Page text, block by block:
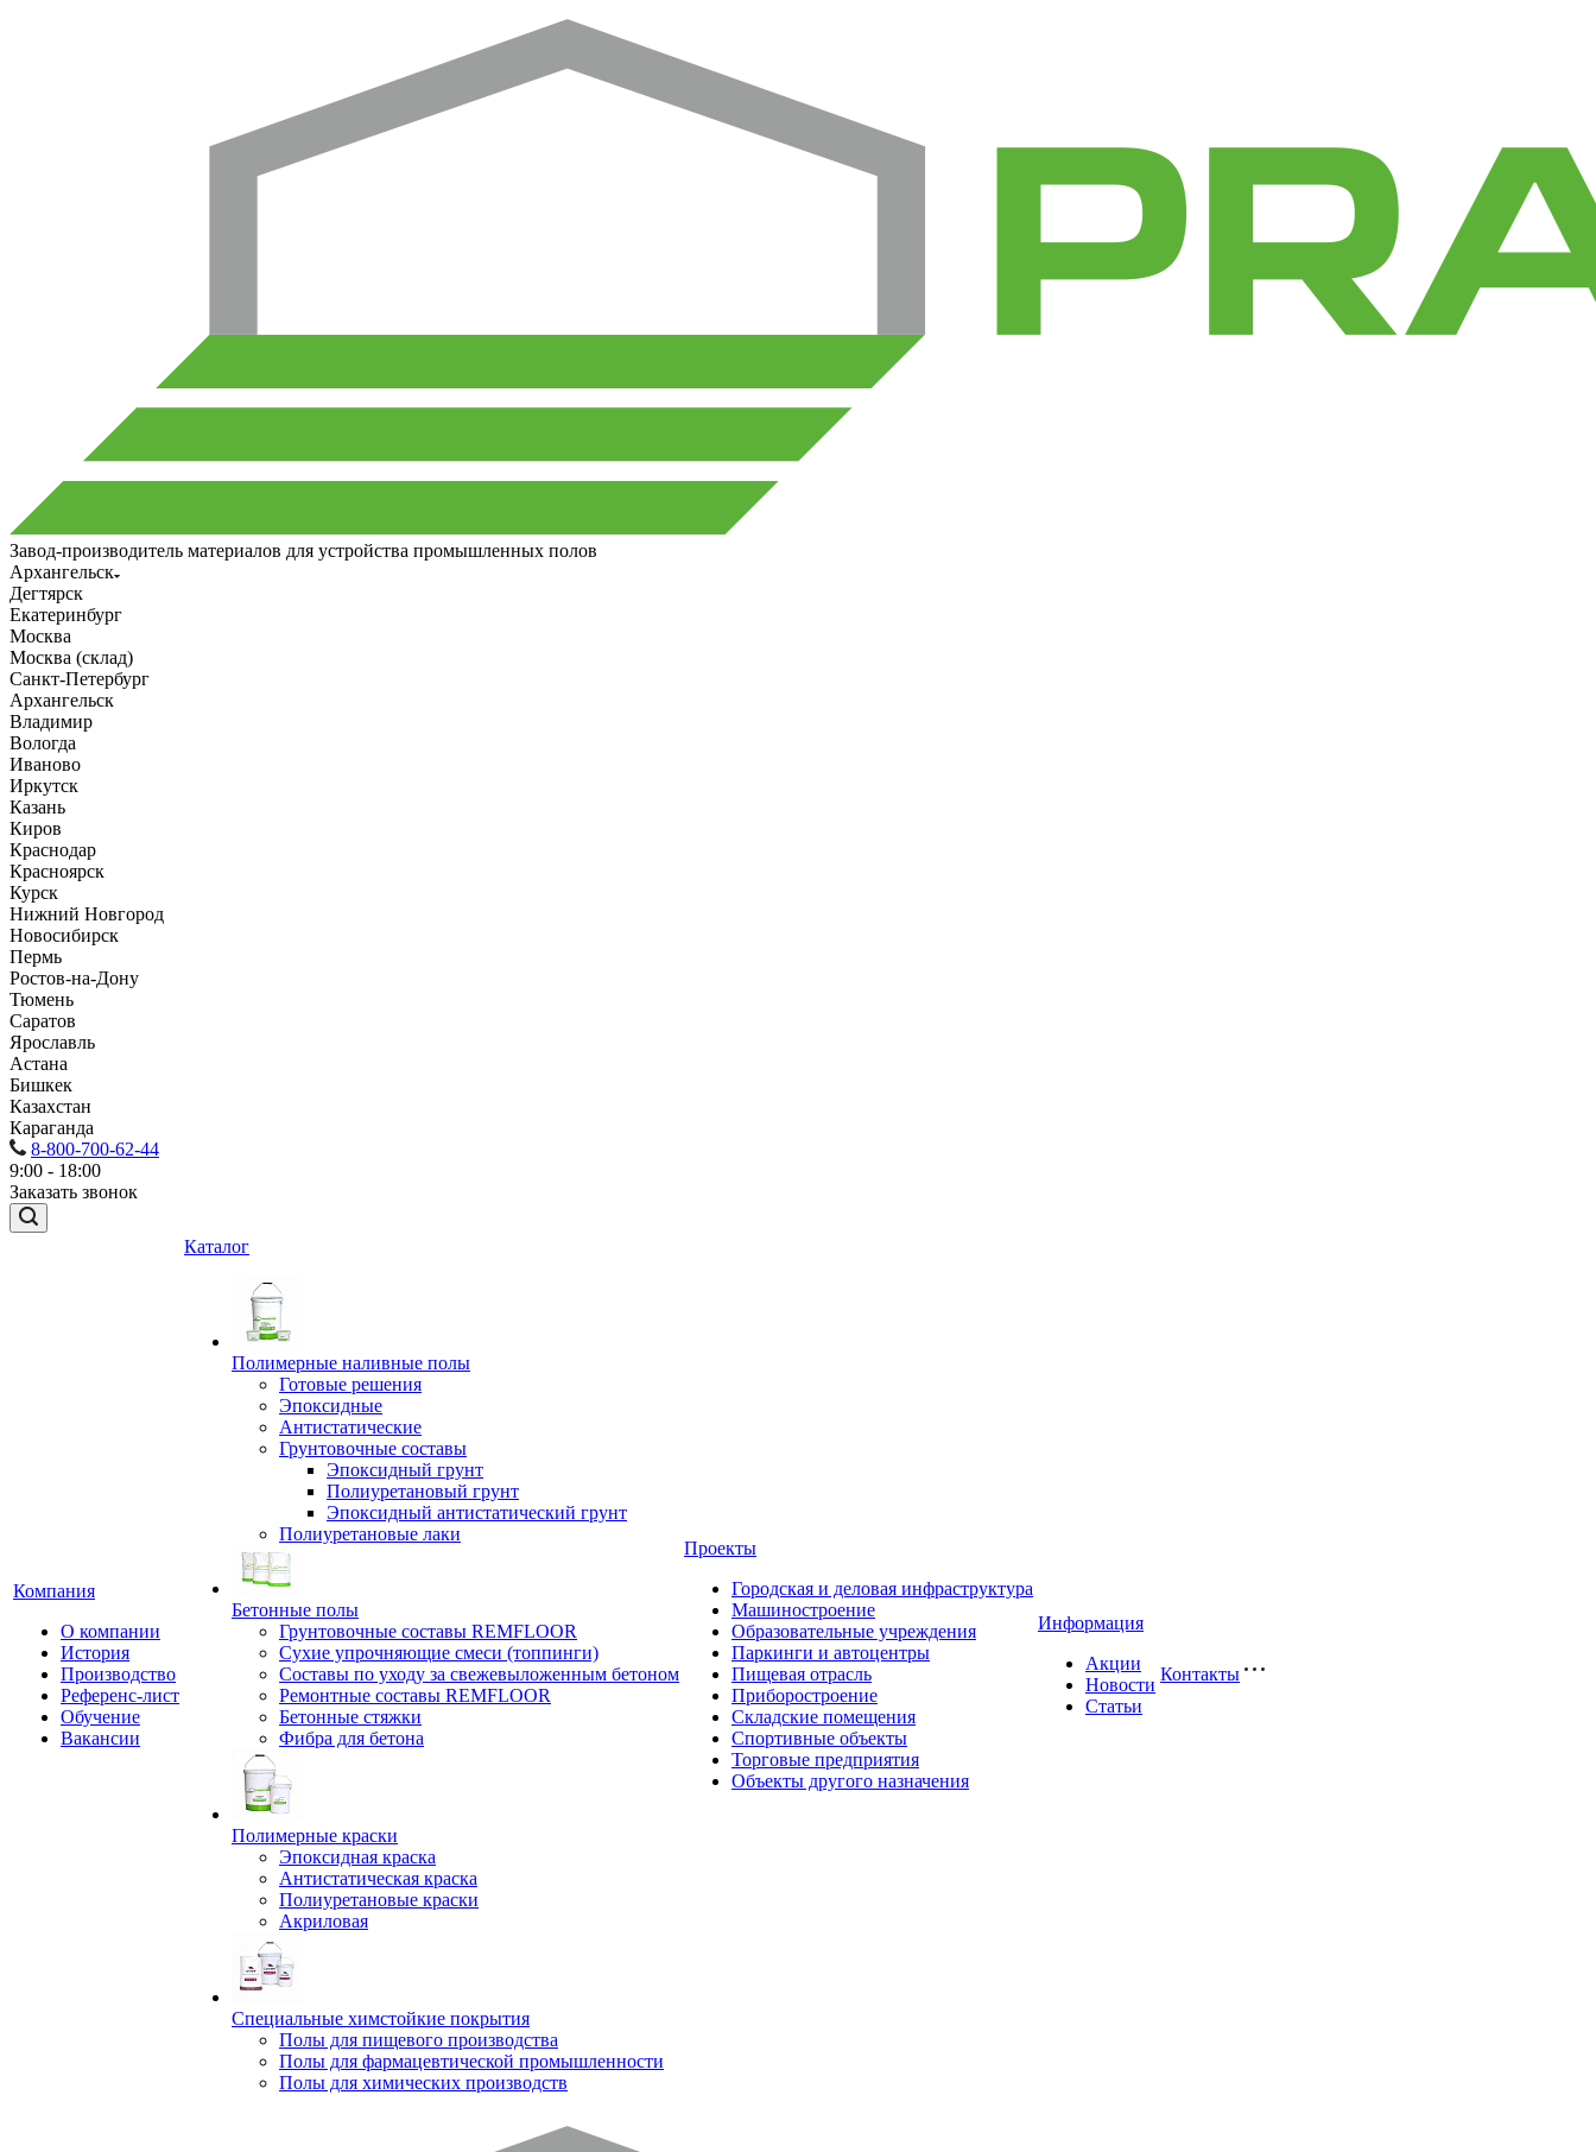
Завод-производитель материалов для устройства промышленных полов
Архангельск
Дегтярск
Екатеринбург
Москва
Москва (склад)
Санкт-Петербург
Архангельск
Владимир
Вологда
Иваново
Иркутск
Казань
Киров
Краснодар
Красноярск
Курск
Нижний Новгород
Новосибирск
Пермь
Ростов-на-Дону
Тюмень
Саратов
Ярославль
Астана
Бишкек
Казахстан
Караганда
8-800-700-62-44
9:00 - 18:00
Заказать звонок
Компания
О компании
История
Производство
Референс-лист
Обучение
Вакансии
Каталог
Полимерные наливные полы
Готовые решения
Эпоксидные
Антистатические
Грунтовочные составы
Эпоксидный грунт
Полиуретановый грунт
Эпоксидный антистатический грунт
Полиуретановые лаки
Бетонные полы
Грунтовочные составы REMFLOOR
Сухие упрочняющие смеси (топпинги)
Составы по уходу за свежевыложенным бетоном
Ремонтные составы REMFLOOR
Бетонные стяжки
Фибра для бетона
Полимерные краски
Эпоксидная краска
Антистатическая краска
Полиуретановые краски
Акриловая
Специальные химстойкие покрытия
Полы для пищевого производства
Полы для фармацевтической промышленности
Полы для химических производств
Проекты
Городская и деловая инфраструктура
Машиностроение
Образовательные учреждения
Паркинги и автоцентры
Пищевая отрасль
Приборостроение
Складские помещения
Спортивные объекты
Торговые предприятия
Объекты другого назначения
Информация
Акции
Новости
Статьи
Контакты